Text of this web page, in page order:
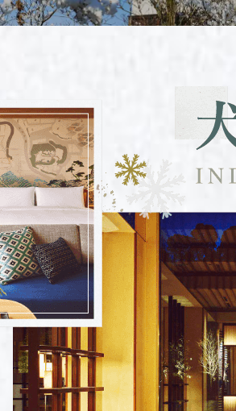
曼谷 芭達雅 華欣
北越 河內 下龍灣
中越 峴港 會安 順化
南越 胡志明 富國島 芽莊
中國
江南 黃山 江西 山東
四川 稻城 西藏
雲南 貴州 張家界 湖北
陝西 河南 絲路 新疆
北京 山西 內蒙 東北
韓國